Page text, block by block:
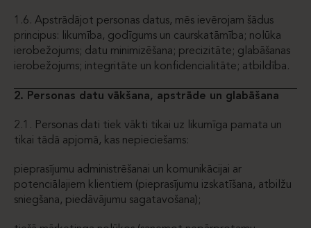
1.6. Apstrādājot personas datus, mēs ievērojam šādus
principus: likumība, godīgums un caurskatāmība; nolūka
ierobežojums; datu minimizēšana; precizitāte; glabāšanas
ierobežojums; integritāte un konfidencialitāte; atbildība.
2. Personas datu vākšana, apstrāde un glabāšana
2.1. Personas dati tiek vākti tikai uz likumīga pamata un
tikai tādā apjomā, kas nepieciešams:
pieprasījumu administrēšanai un komunikācijai ar
potenciālajiem klientiem (pieprasījumu izskatīšana, atbilžu
sniegšana, piedāvājumu sagatavošana);